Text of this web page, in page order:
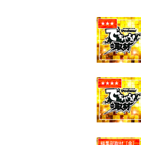
★★★
★★★★
編集部取材［金］